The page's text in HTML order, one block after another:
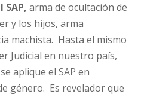
arma de ocultación de
y los hijos, arma
machista. Hasta el mismo
Judicial en nuestro país,
aplique el SAP en
género. Es revelador que